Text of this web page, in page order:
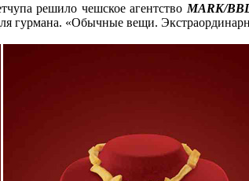
решило чешское агентство MARK/
гурмана. «Обычные вещи.